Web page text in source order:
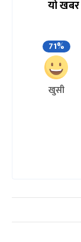
यो
71%
खुसी